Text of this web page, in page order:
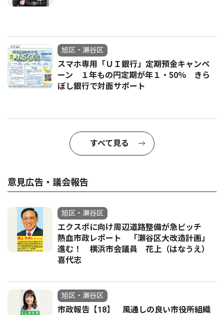
旭区・瀬谷区
スマホ専用「ＵＩ銀行」定期預金キャンペ
ーン １年もの円定期が年１・50％ きら
ぼし銀行で対面サポート
すべて見る
意見広告・議会報告
旭区・瀬谷区
エクスポに向け周辺道路整備が急ピッチ
熱血市政レポート 「瀬谷区大改造計画」
進む！ 横浜市会議員 花上（はなうえ）
喜代志
旭区・瀬谷区
市政報告【18】 風通しの良い市役所組織